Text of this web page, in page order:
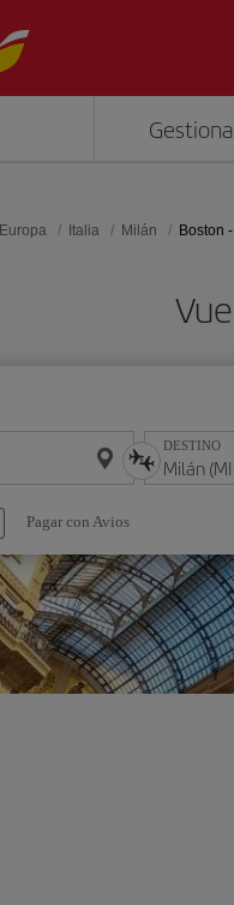
Europa Italia Milán Boston
DESTINO
Pagar con Avios